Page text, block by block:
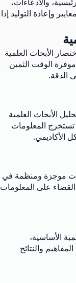
وإعادة التوليد إذا
الأبحاث العلمية
الوقت الثمين
الدقة.
الأبحاث العلمية
تستخرج المعلومات
الأكاديمي.
موجزة ومنظمة في
القضاء على المعلومات
الأساسية،
والنتائج